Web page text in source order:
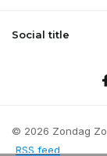
Social title
© 2026 Zondag
RSS feed